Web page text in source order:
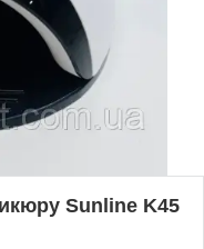
Sunline K45